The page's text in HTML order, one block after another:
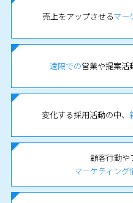
売上をアップさせるマー
遠隔での営業や提案活
変化する採用活動の中、
顧客行動や
マーケティング